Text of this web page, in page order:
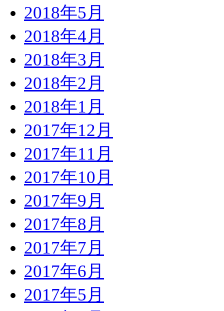
2018年5月
2018年4月
2018年3月
2018年2月
2018年1月
2017年12月
2017年11月
2017年10月
2017年9月
2017年8月
2017年7月
2017年6月
2017年5月